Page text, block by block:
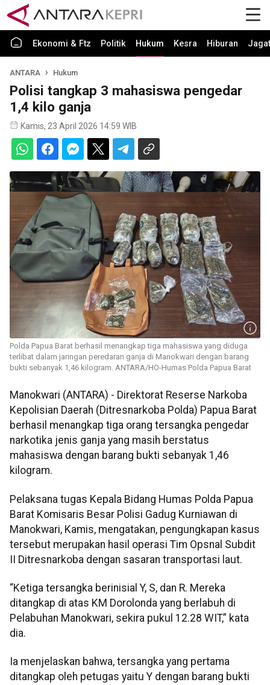
Ekonomi & Ftz Politik Hukum Kesra Hiburan Jagat
ANTARA Hukum
Polisi tangkap 3 mahasiswa pengedar
1,4 kilo ganja
Kamis, 23 April 2026 14:59 WIB
Polda Papua Barat berhasil menangkap tiga mahasiswa yang diduga
terlibat dalam jaringan peredaran ganja di Manokwari dengan barang
bukti sebanyak 1,46 kilogram. ANTARA/HO-Humas Polda Papua Barat
Manokwari (ANTARA) - Direktorat Reserse Narkoba
Kepolisian Daerah (Ditresnarkoba Polda) Papua Barat
berhasil menangkap tiga orang tersangka pengedar
narkotika jenis ganja yang masih berstatus
mahasiswa dengan barang bukti sebanyak 1,46
kilogram.
Pelaksana tugas Kepala Bidang Humas Polda Papua
Barat Komisaris Besar Polisi Gadug Kurniawan di
Manokwari, Kamis, mengatakan, pengungkapan kasus
tersebut merupakan hasil operasi Tim Opsnal Subdit
II Ditresnarkoba dengan sasaran transportasi laut.
“Ketiga tersangka berinisial Y, S, dan R. Mereka
ditangkap di atas KM Dorolonda yang berlabuh di
Pelabuhan Manokwari, sekira pukul 12.28 WIT,” kata
dia.
Ia menjelaskan bahwa, tersangka yang pertama
ditangkap oleh petugas yaitu Y dengan barang bukti